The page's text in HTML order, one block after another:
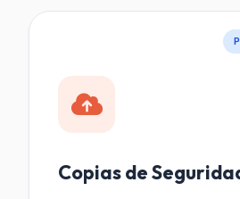
Copias de